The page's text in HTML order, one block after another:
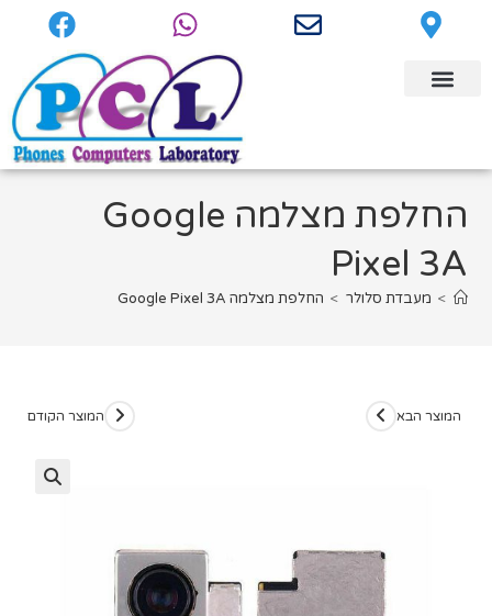
החלפת מצלמה Google
Pixel 3A
> מעבדת סלולר > החלפת מצלמה Google Pixel 3A
המוצר הקודם המוצר הבא